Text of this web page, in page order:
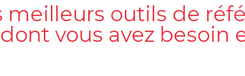
meilleurs outils de
vous avez besoin